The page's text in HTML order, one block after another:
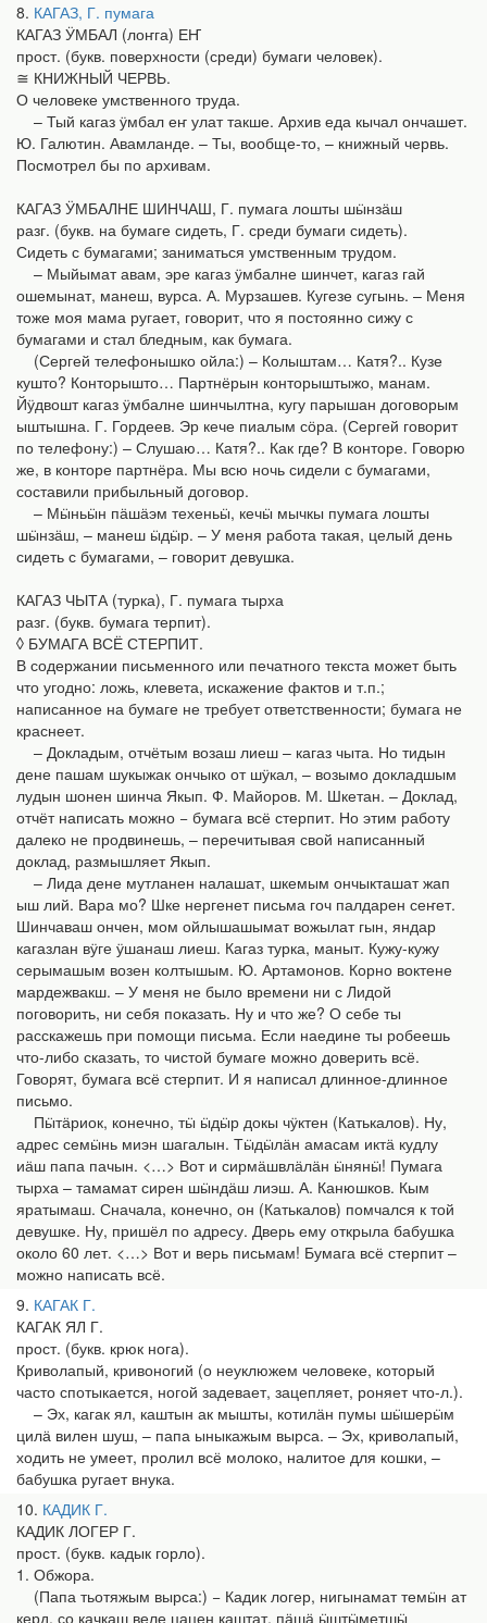
8 КАГАЗ, Г. пумага
КАГАЗ ӰМБАЛ (лоҥга) ЕҤ
прост. (букв. поверхности (среди) бумаги человек).
≅ КНИЖНЫЙ ЧЕРВЬ.
О человеке умственного труда.
– Тый кагаз ӱмбал еҥ улат такше. Архив еда кычал ончашет.
Ю. Галютин. Авамланде. – Ты, вообще-то, – книжный червь.
Посмотрел бы по архивам.
КАГАЗ ӰМБАЛНЕ ШИНЧАШ, Г. пумага лошты шӹнзӓш
разг. (букв. на бумаге сидеть, Г. среди бумаги сидеть).
Сидеть с бумагами; заниматься умственным трудом.
– Мыйымат авам, эре кагаз ӱмбалне шинчет, кагаз гай
ошемынат, манеш, вурса. А. Мурзашев. Кугезе сугынь. – Меня
тоже моя мама ругает, говорит, что я постоянно сижу с
бумагами и стал бледным, как бумага.
(Сергей телефонышко ойла:) – Колыштам… Катя?.. Кузе
кушто? Конторышто… Партнёрын конторыштыжо, манам.
Йӱдвошт кагаз ӱмбалне шинчылтна, кугу парышан договорым
ыштышна. Г. Гордеев. Эр кече пиалым сӧра. (Сергей говорит
по телефону:) – Слушаю… Катя?.. Как где? В конторе. Говорю
же, в конторе партнёра. Мы всю ночь сидели с бумагами,
составили прибыльный договор.
– Мӹньӹн пӓшӓэм техеньӹ, кечӹ мычкы пумага лошты
шӹнзӓш, – манеш ӹдӹр. – У меня работа такая, целый день
сидеть с бумагами, – говорит девушка.
КАГАЗ ЧЫТА (турка), Г. пумага тырха
разг. (букв. бумага терпит).
◊ БУМАГА ВСЁ СТЕРПИТ.
В содержании письменного или печатного текста может быть
что угодно: ложь, клевета, искажение фактов и т.п.;
написанное на бумаге не требует ответственности; бумага не
краснеет.
– Докладым, отчётым возаш лиеш – кагаз чыта. Но тидын
дене пашам шукыжак ончыко от шӱкал, – возымо докладшым
лудын шонен шинча Якып. Ф. Майоров. М. Шкетан. – Доклад,
отчёт написать можно − бумага всё стерпит. Но этим работу
далеко не продвинешь, – перечитывая свой написанный
доклад, размышляет Якып.
– Лида дене мутланен налашат, шкемым ончыкташат жап
ыш лий. Вара мо? Шке нергенет письма гоч палдарен сеҥет.
Шинчаваш ончен, мом ойлышашымат вожылат гын, яндар
кагазлан вӱге ӱшанаш лиеш. Кагаз турка, маныт. Кужу-кужу
серымашым возен колтышым. Ю. Артамонов. Корно воктене
мардежвакш. – У меня не было времени ни с Лидой
поговорить, ни себя показать. Ну и что же? О себе ты
расскажешь при помощи письма. Если наедине ты робеешь
что-либо сказать, то чистой бумаге можно доверить всё.
Говорят, бумага всё стерпит. И я написал длинное-длинное
письмо.
Пӹтӓриок, конечно, тӹ ӹдӹр докы чӱктен (Катькалов). Ну,
адрес семӹнь миэн шагалын. Тӹдӹлӓн амасам иктӓ кудлу
иӓш папа пачын. <…> Вот и сирмӓшвлӓлӓн ӹнянӹ! Пумага
тырха – тамамат сирен шӹндӓш лиэш. А. Канюшков. Кым
яратымаш. Сначала, конечно, он (Катькалов) помчался к той
девушке. Ну, пришёл по адресу. Дверь ему открыла бабушка
около 60 лет. <…> Вот и верь письмам! Бумага всё стерпит –
можно написать всё.
9 КАГАК Г.
КАГАК ЯЛ Г.
прост. (букв. крюк нога).
Криволапый, кривоногий (о неуклюжем человеке, который
часто спотыкается, ногой задевает, зацепляет, роняет что-л.).
– Эх, кагак ял, каштын ак мышты, котилӓн пумы шӹшерӹм
цилӓ вилен шуш, – папа ыныкажым вырса. – Эх, криволапый,
ходить не умеет, пролил всё молоко, налитое для кошки, –
бабушка ругает внука.
10 КАДИК Г.
КАДИК ЛОГЕР Г.
прост. (букв. кадык горло).
1. Обжора.
(Папа тьотяжым вырса:) − Кадик логер, нигынамат темӹн ат
керд, со качкаш веле цацен каштат, пӓшӓ ӹштӹметшӹ